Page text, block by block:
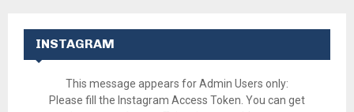
INSTAGRAM
This message appears for Admin Users only:
Please fill the Instagram Access Token. You can get